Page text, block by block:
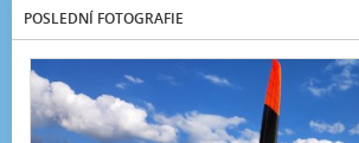
POSLEDNÍ FOTOGRAFIE